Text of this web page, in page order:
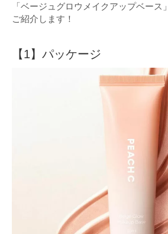
「ベージュグロウメイクアップベー
ご紹介します！
【1】パッケージ